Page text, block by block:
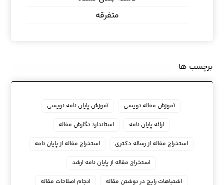
متفرقه
برچسب ها
آموزش مقاله نویسی
آموزش پایان نامه نویسی
ارائه پایان نامه
استاندارد نگارش مقاله
استخراج مقاله از رساله دکتری
استخراج مقاله از پایان نامه
استخراج مقاله از پایان نامه ارشد
اشتباهات رایج در نوشتن مقاله
انجام اصلاحات مقاله